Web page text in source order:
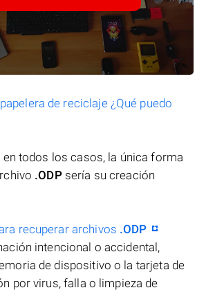
de reciclaje ¿Qué puedo
en todos los casos, la única forma
.ODPsería su creación
recuperar archivos .ODP
intencional o accidental,
de dispositivo o la tarjeta de
por virus, falla o limpieza de